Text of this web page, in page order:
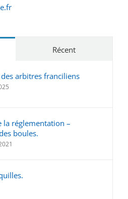
Récent
arbitres franciliens
la réglementation –
boules.